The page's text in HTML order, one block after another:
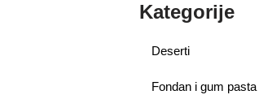
Kategorije
Deserti
Fondan i gum pasta